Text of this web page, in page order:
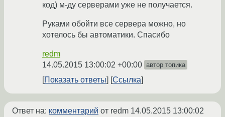
код) м-ду серверами уже не получается.
Руками обойти все сервера можно, но
хотелось бы автоматики. Спасибо
redm
14.05.2015 13:00:02 +00:00 автор топика
Показать ответы Ссылка
Ответ на: комментарий от redm 14.05.2015 13:00:02